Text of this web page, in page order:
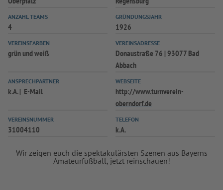
ANZAHL TEAMS
4
GRÜNDUNGSJAHR
1926
VEREINSFARBEN
grün und weiß
VEREINSADRESSE
Donaustraße 76 | 93077 Bad
Abbach
ANSPRECHPARTNER
k.A. E-Mail
WEBSEITE
http://www.turnverein-
oberndorf.de
VEREINSNUMMER
31004110
TELEFON
k.A.
Wir zeigen euch die spektakulärsten Szenen aus Bayerns
Amateurfußball, jetzt reinschauen!